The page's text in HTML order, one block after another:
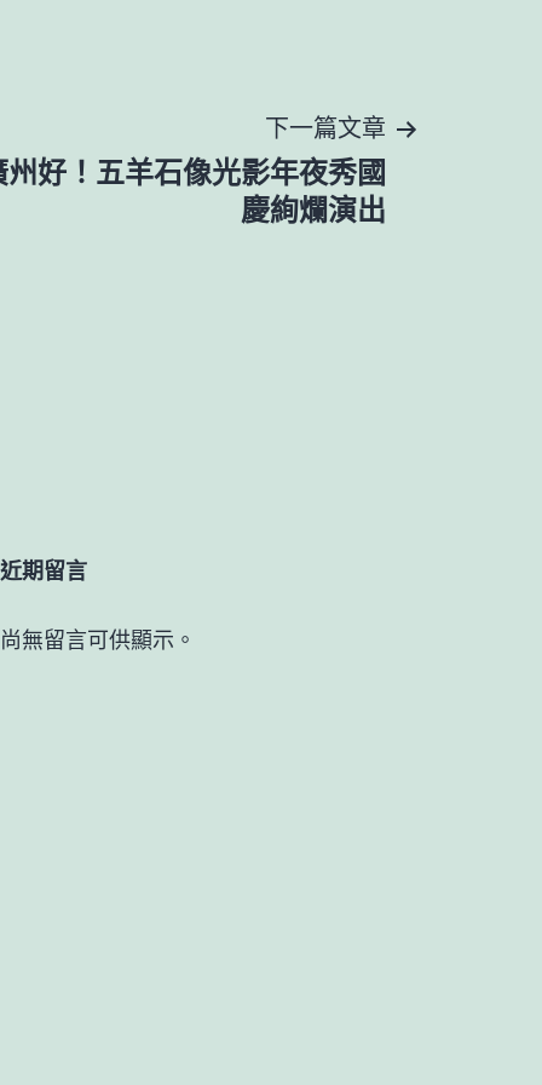
下一篇文章
好！五羊石像光影年夜秀國
慶絢爛演出
近期留言
尚無留言可供顯示。